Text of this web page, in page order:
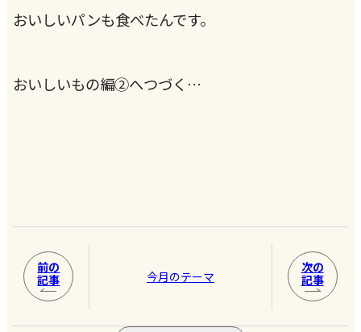
おいしいパンも食べたんです。
おいしいもの編②へつづく…
前の
記事
今月のテーマ
次の
記事